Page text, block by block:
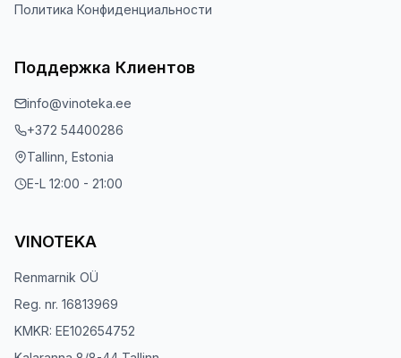
Политика Конфиденциальности
Поддержка Клиентов
info@vinoteka.ee
+372 54400286
Tallinn, Estonia
E-L 12:00 - 21:00
VINOTEKA
Renmarnik OÜ
Reg. nr. 16813969
KMKR: EE102654752